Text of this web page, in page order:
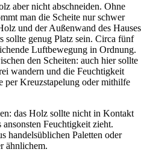
aber nicht abschneiden. Ohne
man die Scheite nur schwer
und der Außenwand des Hauses
sollte genug Platz sein. Circa fünf
Luftbewegung in Ordnung.
den Scheiten: auch hier sollte
wandern und die Feuchtigkeit
per Kreuzstapelung oder mithilfe
das Holz sollte nicht in Kontakt
Feuchtigkeit zieht.
handelsüblichen Paletten oder
ähnlichem.